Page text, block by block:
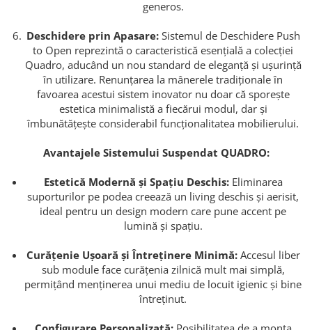
generos.
Deschidere prin Apasare: Sistemul de Deschidere Push
to Open reprezintă o caracteristică esențială a colecției
Quadro, aducând un nou standard de eleganță și ușurință
în utilizare. Renunțarea la mânerele tradiționale în
favoarea acestui sistem inovator nu doar că sporește
estetica minimalistă a fiecărui modul, dar și
îmbunătățește considerabil funcționalitatea mobilierului.
Avantajele Sistemului Suspendat QUADRO:
Estetică Modernă și Spațiu Deschis:Eliminarea
suporturilor pe podea creează un living deschis și aerisit,
ideal pentru un design modern care pune accent pe
lumină și spațiu.
Curățenie Ușoară și Întreținere Minimă:Accesul liber
sub module face curățenia zilnică mult mai simplă,
permițând menținerea unui mediu de locuit igienic și bine
întreținut.